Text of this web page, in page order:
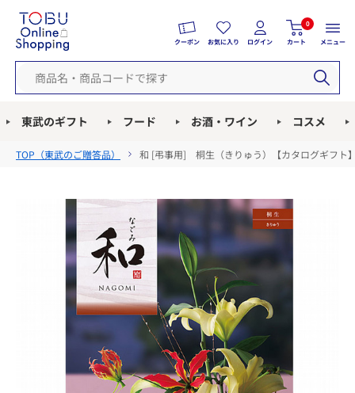
クーポン お気に入り ログイン
0
カート メニュー
東武のギフト フード お酒・ワイン コスメ
TOP（東武のご贈答品） 和 [弔事用] 桐生（きりゅう）【カタログギフト